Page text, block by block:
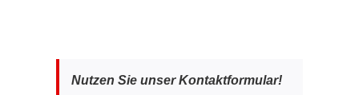
Nutzen Sie unser Kontaktformular!